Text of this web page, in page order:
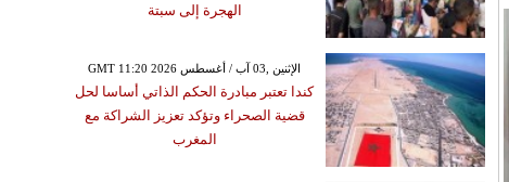
الهجرة إلى سبتة
GMT 11:20 2026 الإثنين ,03 آب / أغسطس
كندا تعتبر مبادرة الحكم الذاتي أساسا لحل
قضية الصحراء وتؤكد تعزيز الشراكة مع
المغرب